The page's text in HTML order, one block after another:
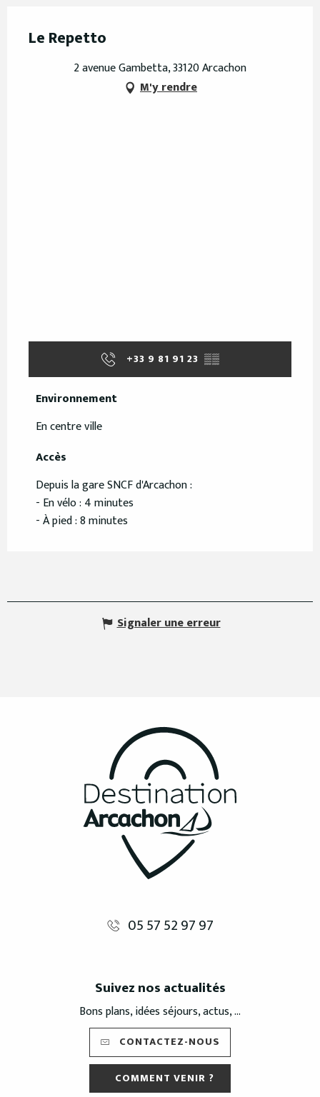
Le Repetto
2 avenue Gambetta, 33120 Arcachon
M'y rendre
+33 9 81 91 23 ▒▒
Environnement
Environnement
En centre ville
Accès
Accès
Depuis la gare SNCF d'Arcachon :
- En vélo : 4 minutes
- À pied : 8 minutes
Signaler une erreur
05 57 52 97 97
Suivez nos actualités
Bons plans, idées séjours, actus, ...
CONTACTEZ-NOUS
COMMENT VENIR ?